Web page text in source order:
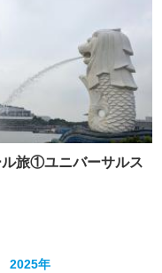
旅①ユニバーサルス
2025年